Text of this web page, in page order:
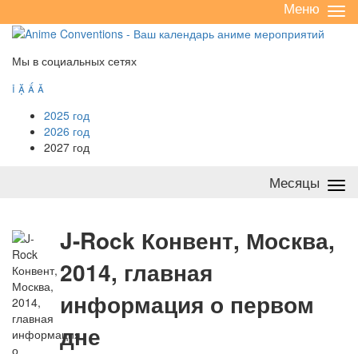
/
Меню
Мы в социальных сетях
   
2025 год
2026 год
2027 год
Месяцы
J-Rock Конвент, Москва,
2014, главная
информация о первом
дне